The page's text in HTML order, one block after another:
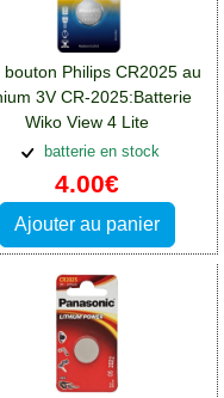
bouton Philips CR2025 au
3V CR-2025:Batterie
Wiko View 4 Lite
batterie en stock
4.00€
Ajouter au panier